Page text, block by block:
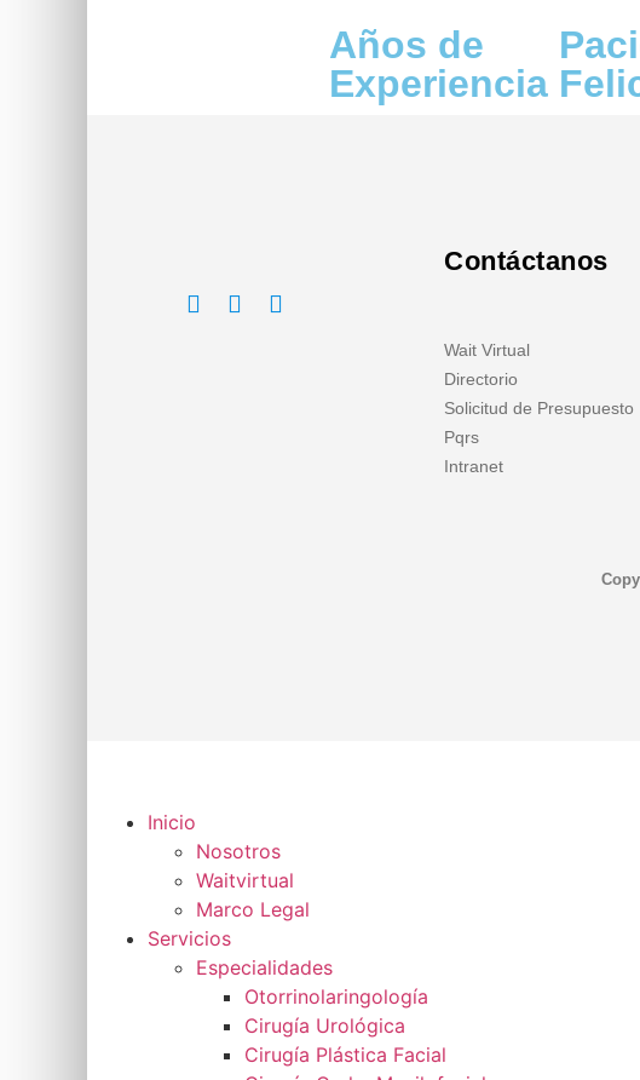
Años de
Experiencia
Contáctanos
Wait Virtual
Directorio
Solicitud de Presupuesto
Pqrs
Intranet
Inicio
Nosotros
Waitvirtual
Marco Legal
Servicios
Especialidades
Otorrinolaringología
Cirugía Urológica
Cirugía Plástica Facial